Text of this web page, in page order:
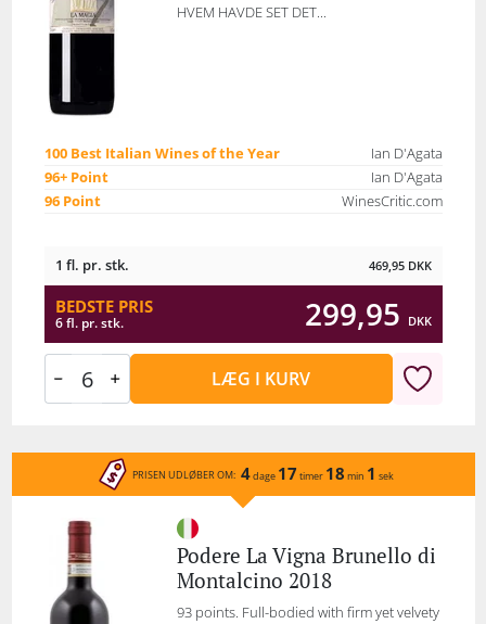
HVEM HAVDE SET DET...
100 Best Italian Wines of the Year
Ian D'Agata
96+ Point
Ian D'Agata
96 Point
WinesCritic.com
1 fl. pr. stk. 469,95 DKK
BEDSTE PRIS
6 fl. pr. stk. 299,95 DKK
LÆG I KURV
PRISEN UDLØBER OM: 4dage 17 timer 18 min 1 sek
Podere La Vigna Brunello di
Montalcino 2018
93 points. Full-bodied with firm yet velvety